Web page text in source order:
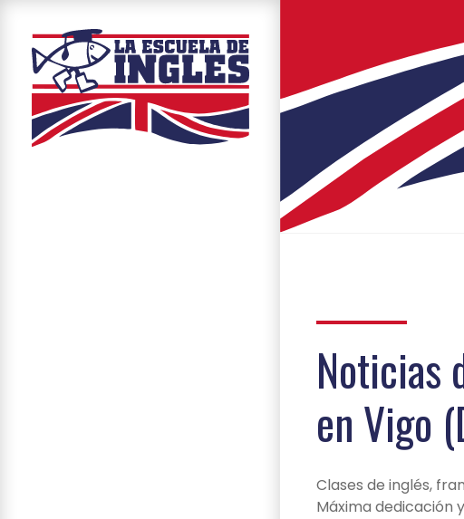
Noticias
en Vigo
Clases de inglés,
Máxima dedicación